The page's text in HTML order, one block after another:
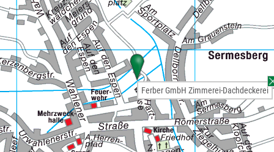
Ferber GmbH Zimmerei-Dachdeckerei